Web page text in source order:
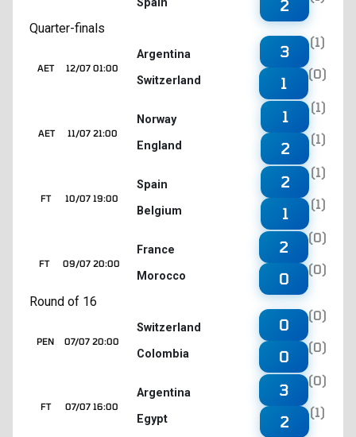
2
Quarter-finals
12/07 01:00
AET
Argentina
Switzerland
3
(1)
1
(0)
11/07 21:00
AET
Norway
England
1
(1)
2
(1)
10/07 19:00
FT
Spain
Belgium
2
(1)
1
(1)
09/07 20:00
FT
France
Morocco
2
(0)
0
(0)
Round of 16
07/07 20:00
PEN
Switzerland
Colombia
0
(0)
0
(0)
07/07 16:00
FT
Argentina
Egypt
3
(0)
2
(1)